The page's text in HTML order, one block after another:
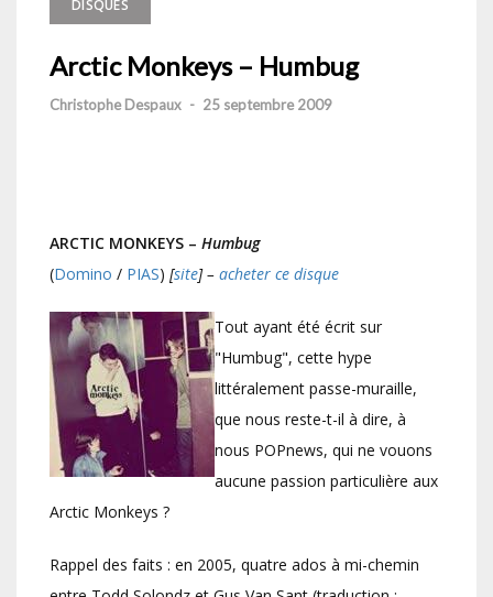
DISQUES
Arctic Monkeys – Humbug
Christophe Despaux - 25 septembre 2009
ARCTIC MONKEYS – Humbug
(Domino / PIAS) [site] – acheter ce disque
Tout ayant été écrit sur
"Humbug", cette hype
littéralement passe-muraille,
que nous reste-t-il à dire, à
nous POPnews, qui ne vouons
aucune passion particulière aux
Arctic Monkeys ?
Rappel des faits : en 2005, quatre ados à mi-chemin